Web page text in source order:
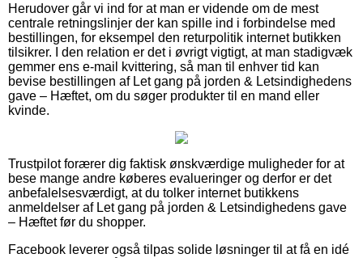
Herudover går vi ind for at man er vidende om de mest
centrale retningslinjer der kan spille ind i forbindelse med
bestillingen, for eksempel den returpolitik internet butikken
tilsikrer. I den relation er det i øvrigt vigtigt, at man stadigvæk
gemmer ens e-mail kvittering, så man til enhver tid kan
bevise bestillingen af Let gang på jorden & Letsindighedens
gave – Hæftet, om du søger produkter til en mand eller
kvinde.
Trustpilot forærer dig faktisk ønskværdige muligheder for at
bese mange andre køberes evalueringer og derfor er det
anbefalelsesværdigt, at du tolker internet butikkens
anmeldelser af Let gang på jorden & Letsindighedens gave
– Hæftet før du shopper.
Facebook leverer også tilpas solide løsninger til at få en idé